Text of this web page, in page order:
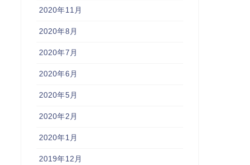
2020年11月
2020年8月
2020年7月
2020年6月
2020年5月
2020年2月
2020年1月
2019年12月